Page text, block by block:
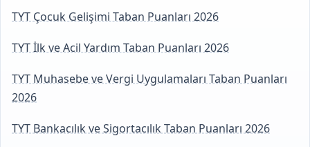
TYT Çocuk Gelişimi Taban Puanları 2026
TYT İlk ve Acil Yardım Taban Puanları 2026
TYT Muhasebe ve Vergi Uygulamaları Taban Puanları
2026
TYT Bankacılık ve Sigortacılık Taban Puanları 2026